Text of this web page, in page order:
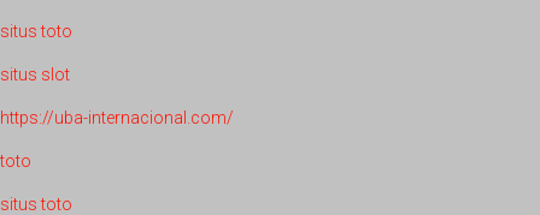
situs toto
situs slot
https://uba-internacional.com/
toto
situs toto